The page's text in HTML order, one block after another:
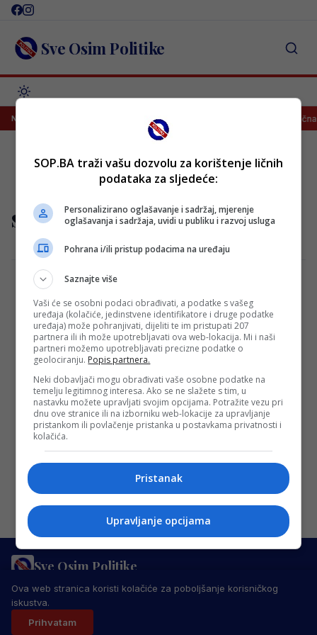
Skip
content Sve Osim Politike
NAJNOVIJE
znak da će Dedić u engleski Premiership?! Donesena
sahiti
Velika vijest s Poljuda: Hajduk već našao
zamjenu za Sahitija, stiže treći najskuplji
igrač u povijesti kluba
Emir Sahiti je potpisao ugovor u
Hamburgu, a Hajduk je već pronašao
njegovu zamjenu. Stipe Biuk, bivši igrač
Hajduka, dolazi…
Redakcija Sop·29/08/2024
Sve Osim Politike
PRAVILA PRIVATNOSTIMARKETING USLOVI KORIŠTENJA
IMPRESSUM
© 2026 Sve Osim Politike. Sva prava zadržana.
Ova web stranica koristi kolačiće za poboljšanje korisničkog
iskustva.
Prihvatam
SOP.BA traži vašu dozvolu za korištenje ličnih
podataka za sljedeće:
Personalizirano oglašavanje i sadržaj, mjerenje
oglašavanja i sadržaja, uvidi u publiku i razvoj usluga
Pohrana i/ili pristup podacima na uređaju
Saznajte više
Vaši će se osobni podaci obrađivati, a podatke s vašeg
uređaja (kolačiće, jedinstvene identifikatore i druge podatke
uređaja) može pohranjivati, dijeliti te im pristupati 207
partnera ili ih može upotrebljavati ova web-lokacija. Mi i naši
partneri možemo upotrebljavati precizne podatke o
geolociranju. Popis partnera.
Neki dobavljači mogu obrađivati vaše osobne podatke na
temelju legitimnog interesa. Ako se ne slažete s tim, u
nastavku možete upravljati svojim opcijama. Potražite vezu pri
dnu ove stranice ili na izborniku web-lokacije za upravljanje
pristankom ili povlačenje pristanka u postavkama privatnosti i
kolačića.
Pristanak
Upravljanje opcijama